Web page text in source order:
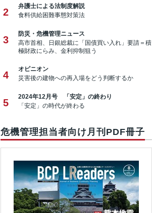
2
弁護士による法制度解説
食料供給困難事態対策法
3
防災・危機管理ニュース
高市首相、日銀総裁に「国債買い入れ」要請＝積
極財政にらみ、金利抑制狙う
4
オピニオン
災害後の建物への再入場をどう判断するか
5
2024年12月号 「安定」の終わり
「安定」の時代が終わる
危機管理担当者向け月刊PDF冊子